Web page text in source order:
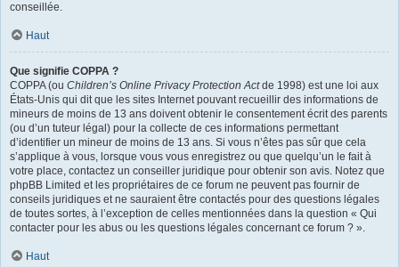
conseillée.
Haut
Que signifie COPPA ?
COPPA (ou Children’s Online Privacy Protection Actde 1998) est une loi aux
États-Unis qui dit que les sites Internet pouvant recueillir des informations de
mineurs de moins de 13 ans doivent obtenir le consentement écrit des parents
(ou d’un tuteur légal) pour la collecte de ces informations permettant
d’identifier un mineur de moins de 13 ans. Si vous n’êtes pas sûr que cela
s’applique à vous, lorsque vous vous enregistrez ou que quelqu’un le fait à
votre place, contactez un conseiller juridique pour obtenir son avis. Notez que
phpBB Limited et les propriétaires de ce forum ne peuvent pas fournir de
conseils juridiques et ne sauraient être contactés pour des questions légales
de toutes sortes, à l’exception de celles mentionnées dans la question « Qui
contacter pour les abus ou les questions légales concernant ce forum ? ».
Haut